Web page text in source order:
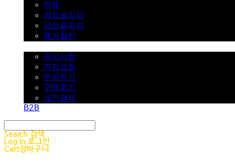
전체
여성슬리퍼
남성슬리퍼
특가할인
공지사항
견적요청
문의하기
구매후기
개인결제
B2B
Search 검색
Log In 로그인
Cart장바구니